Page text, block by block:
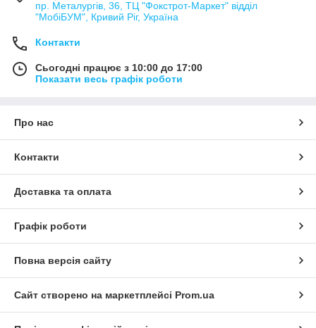
пр. Металургів, 36, ТЦ "Фокстрот-Маркет" відділ
"МобіБУМ", Кривий Ріг, Україна
Контакти
Сьогодні працює з 10:00 до 17:00
Показати весь графік роботи
Про нас
Контакти
Доставка та оплата
Графік роботи
Повна версія сайту
Сайт створено на маркетплейсі Prom.ua